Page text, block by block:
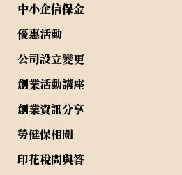
些?
何？
中小企信保金
優惠活動
公司設立變更
創業活動講座
創業資訊分享
勞健保相關
印花稅問與答